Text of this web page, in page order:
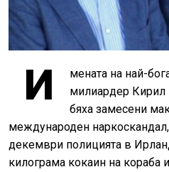
И
мената на най-
милиардер Кирил
бяха замесени
международен
декември полицията в
килограма кокаин на кораба